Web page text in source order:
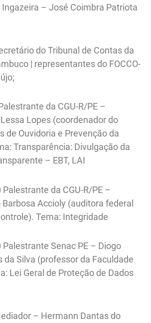
– José Coimbra Patriota
do Tribunal de Contas da
| representantes do FOCCO-
da CGU-R/PE –
Lopes (coordenador do
de Ouvidoria e Prevenção da
Transparência: Divulgação da
– EBT, LAI
da CGU-R/PE –
Accioly (auditora federal
Tema: Integridade
Palestrante Senac PE – Diogo
da Silva (professor da Faculdade
Lei Geral de Proteção de Dados
– Hermann Dantas do